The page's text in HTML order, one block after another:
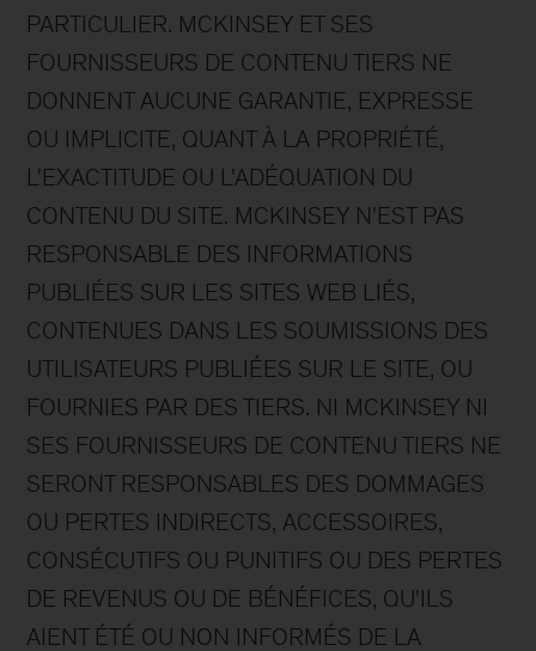
PARTICULIER. MCKINSEY ET SES
FOURNISSEURS DE CONTENU TIERS NE
DONNENT AUCUNE GARANTIE, EXPRESSE
OU IMPLICITE, QUANT À LA PROPRIÉTÉ,
L'EXACTITUDE OU L'ADÉQUATION DU
CONTENU DU SITE. MCKINSEY N'EST PAS
RESPONSABLE DES INFORMATIONS
PUBLIÉES SUR LES SITES WEB LIÉS,
CONTENUES DANS LES SOUMISSIONS DES
UTILISATEURS PUBLIÉES SUR LE SITE, OU
FOURNIES PAR DES TIERS. NI MCKINSEY NI
SES FOURNISSEURS DE CONTENU TIERS NE
SERONT RESPONSABLES DES DOMMAGES
OU PERTES INDIRECTS, ACCESSOIRES,
CONSÉCUTIFS OU PUNITIFS OU DES PERTES
DE REVENUS OU DE BÉNÉFICES, QU'ILS
AIENT ÉTÉ OU NON INFORMÉS DE LA